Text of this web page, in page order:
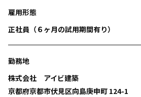
雇用形態
正社員（６ヶ月の試用期間有り）
勤務地
株式会社 アイビ建築
京都府京都市伏見区向島庚申町 124-1